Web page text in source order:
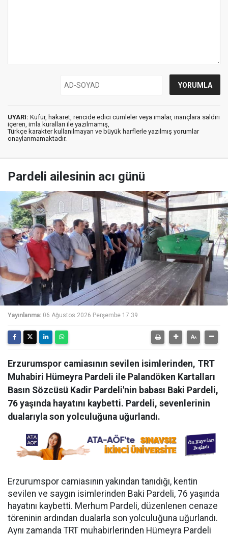
UYARI: Küfür, hakaret, rencide edici cümleler veya imalar, inançlara saldırı
içeren, imla kuralları ile yazılmamış,
Türkçe karakter kullanılmayan ve büyük harflerle yazılmış yorumlar
onaylanmamaktadır.
Pardeli ailesinin acı günü
Yayınlanma: 06 Ağustos 2026 Perşembe 17:39
Erzurumspor camiasının sevilen isimlerinden, TRT
Muhabiri Hümeyra Pardeli ile Palandöken Kartalları
Basın Sözcüsü Kadir Pardeli'nin babası Baki Pardeli,
76 yaşında hayatını kaybetti. Pardeli, sevenlerinin
dualarıyla son yolculuğuna uğurlandı.
Erzurumspor camiasının yakından tanıdığı, kentin
sevilen ve saygın isimlerinden Baki Pardeli, 76 yaşında
hayatını kaybetti. Merhum Pardeli, düzenlenen cenaze
töreninin ardından dualarla son yolculuğuna uğurlandı.
Aynı zamanda TRT muhabirlerinden Hümeyra Pardeli